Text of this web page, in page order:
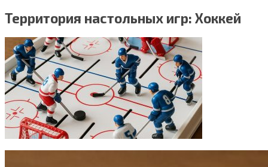
Территория настольных игр: Хоккей